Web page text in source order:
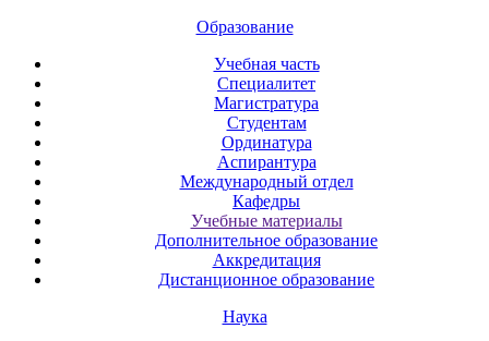
Образование
Учебная часть
Специалитет
Магистратура
Студентам
Ординатура
Аспирантура
Международный отдел
Кафедры
Учебные материалы
Дополнительное образование
Аккредитация
Дистанционное образование
Наука